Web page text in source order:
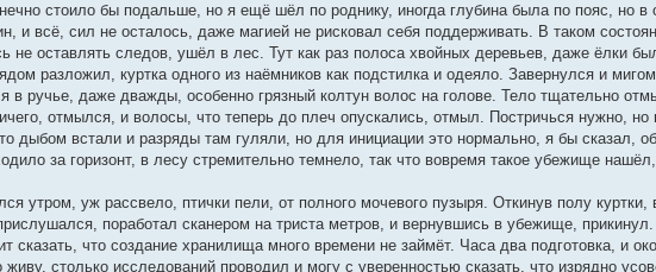
стоило бы подальше, но я ещё шёл по роднику, иногда глубина была по пояс, но
и всё, сил не осталось, даже магией не рисковал себя поддерживать. В таком
не оставлять следов, ушёл в лес. Тут как раз полоса хвойных деревьев, даже ёлки
разложил, куртка одного из наёмников как подстилка и одеяло. Завернулся и
в ручье, даже дважды, особенно грязный колтун волос на голове. Тело тщательно
отмылся, и волосы, что теперь до плеч опускались, отмыл. Постричься нужно,
дыбом встали и разряды там гуляли, но для инициации это нормально, я бы сказал,
за горизонт, в лесу стремительно темнело, так что вовремя такое убежище
утром, уж рассвело, птички пели, от полного мочевого пузыря. Откинув полу
поработал сканером на триста метров, и вернувшись в убежище,
сказать, что создание хранилища много времени не займёт. Часа два подготовка, и
живу, столько исследований проводил и могу с уверенностью сказать, что изрядно